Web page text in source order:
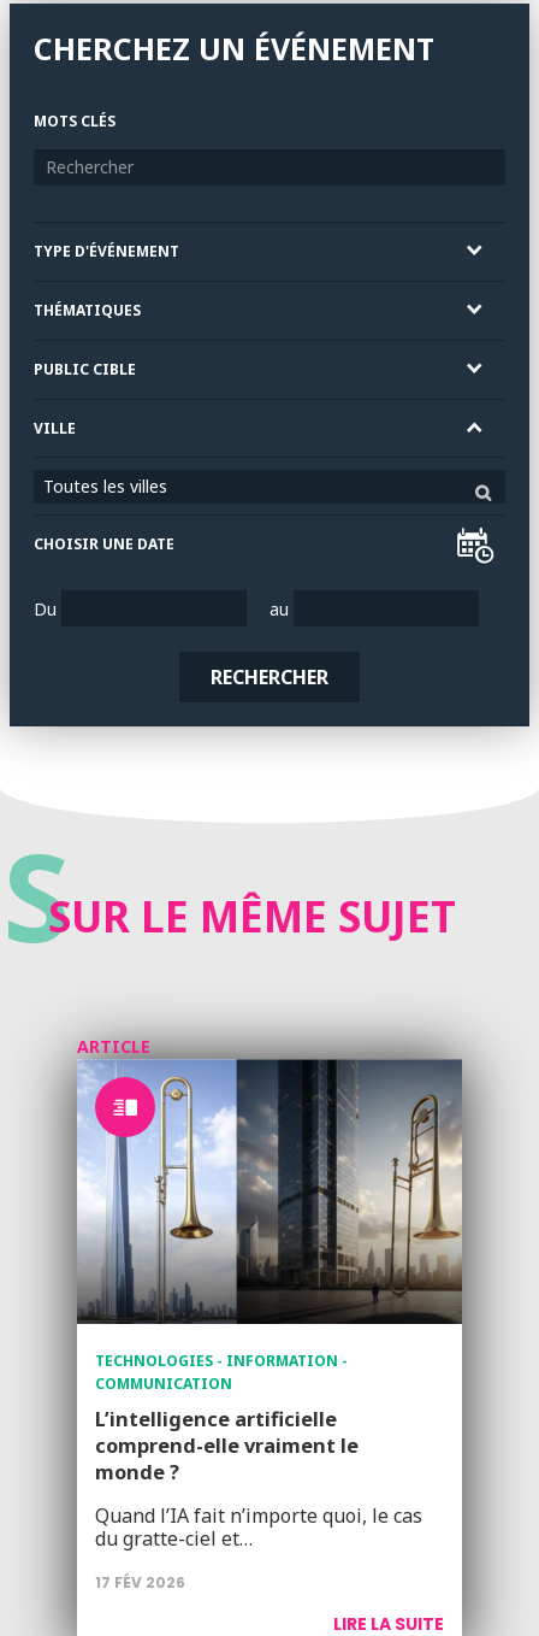
CHERCHEZ UN ÉVÉNEMENT
MOTS CLÉS
TYPE D'ÉVÉNEMENT
THÉMATIQUES
PUBLIC CIBLE
VILLE
Toutes les villes
CHOISIR UNE DATE
Du au
RECHERCHER
SSUR LE MÊME SUJET
ARTICLE
TECHNOLOGIES - INFORMATION -
COMMUNICATION
L’intelligence artificielle
comprend-elle vraiment le
monde ?
Quand l’IA fait n’importe quoi, le cas
du gratte-ciel et…
17 FÉV 2026
LIRE LA SUITE